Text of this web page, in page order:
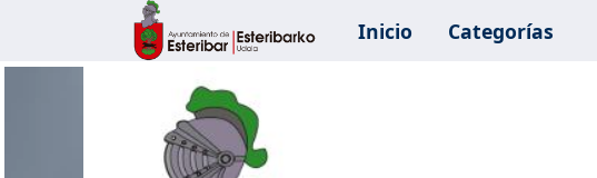
Inicio Categorías